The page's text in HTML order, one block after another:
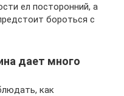
ел посторонний, а
бороться с
дает много
как